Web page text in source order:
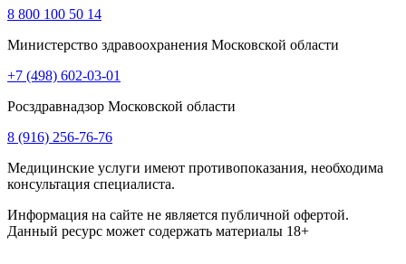
8 800 100 50 14
Министерство здравоохранения Московской области
+7 (498) 602-03-01
Росздравнадзор Московской области
8 (916) 256-76-76
Медицинские услуги имеют противопоказания, необходима
консультация специалиста.
Информация на сайте не является публичной офертой.
Данный ресурс может содержать материалы 18+